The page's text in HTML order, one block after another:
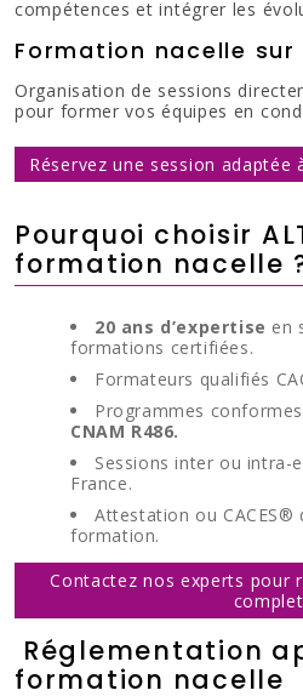
compétences et intégrer les
Formation nacelle
Organisation de sessions
pour former vos équipes en
Réservez une session adaptée
Pourquoi choisir
formation nacelle
20 ans d’expertise en
formations certifiées.
Formateurs qualifiés
Programmes
CNAM R486.
Sessions inter ou intra-
France.
Attestation ou CACES®
formation.
Contactez nos experts pour
complet
Réglementation
formation nacelle